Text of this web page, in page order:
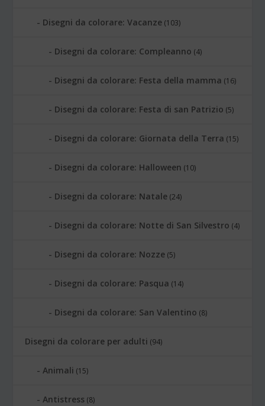
Disegni da colorare: Vacanze (103)
Disegni da colorare: Compleanno (4)
Disegni da colorare: Festa della mamma (16)
Disegni da colorare: Festa di san Patrizio (5)
Disegni da colorare: Giornata della Terra (15)
Disegni da colorare: Halloween (10)
Disegni da colorare: Natale (24)
Disegni da colorare: Notte di San Silvestro (4)
Disegni da colorare: Nozze (5)
Disegni da colorare: Pasqua (14)
Disegni da colorare: San Valentino (8)
Disegni da colorare per adulti (94)
Animali (15)
Antistress (8)